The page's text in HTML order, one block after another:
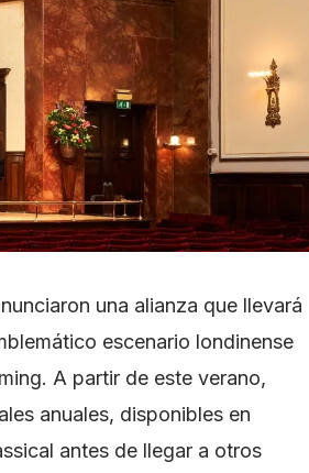
una alianza que llevará
escenario londinense
A partir de este verano,
anuales, disponibles en
antes de llegar a otros